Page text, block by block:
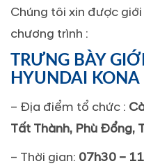
Chúng tôi xin được
chương trình :
TRƯNG BÀY
HYUNDAI KONA
– Địa điểm tổ chức :
Tất Thành, Phù Đổng,
– Thời gian: 07h30 –